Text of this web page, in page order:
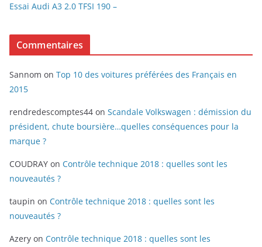
Essai Audi A3 2.0 TFSI 190 –
Commentaires
Sannom on Top 10 des voitures préférées des Français en
2015
rendredescomptes44 on Scandale Volkswagen : démission du
président, chute boursière…quelles conséquences pour la
marque ?
COUDRAY on Contrôle technique 2018 : quelles sont les
nouveautés ?
taupin on Contrôle technique 2018 : quelles sont les
nouveautés ?
Azery on Contrôle technique 2018 : quelles sont les